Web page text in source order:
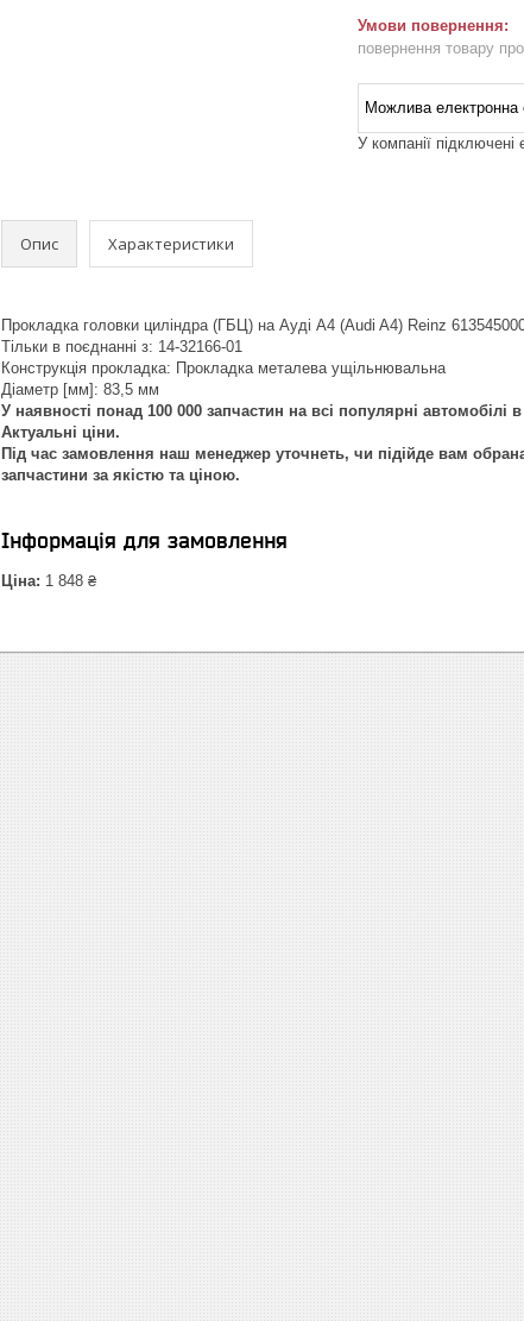
повернення товару
У компанії
Опис Характеристики
Прокладка головки циліндра (ГБЦ) на Ауді A4 (Audi A4) Reinz
Тільки в поєднанні з: 14-32166-01
Конструкція прокладка: Прокладка металева ущільнювальна
Діаметр [мм]: 83,5 мм
У наявності понад 100 000 запчастин на всі популярні автомобілі в
Актуальні ціни.
Під час замовлення наш менеджер уточнеть, чи підійде вам
запчастини за якістю та ціною.
Інформація для замовлення
Ціна: 1 848 ₴